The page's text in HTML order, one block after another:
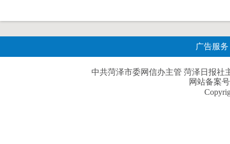
广告服务
中共菏泽市委网信办主管 菏泽日报社
网站备案